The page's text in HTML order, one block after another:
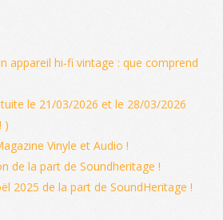
appareil hi‑fi vintage : que comprend
le 21/03/2026 et le 28/03/2026
)
Vinyle et Audio !
de la part de Soundheritage !
2025 de la part de SoundHeritage !